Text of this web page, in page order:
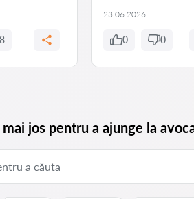
8
23.06.2026
0 0
jos pentru a ajunge la